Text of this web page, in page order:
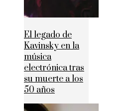
El legado de
Kavinsky en la
música
electrónica tras
su muerte a los
50 años